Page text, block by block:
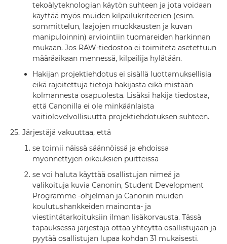
tekoälyteknologian käytön suhteen ja jota voidaan
käyttää myös muiden kilpailukriteerien (esim.
sommittelun, laajojen muokkausten ja kuvan
manipuloinnin) arviointiin tuomareiden harkinnan
mukaan. Jos RAW-tiedostoa ei toimiteta asetettuun
määräaikaan mennessä, kilpailija hylätään.
Hakijan projektiehdotus ei sisällä luottamuksellisia
eikä rajoitettuja tietoja hakijasta eikä mistään
kolmannesta osapuolesta. Lisäksi hakija tiedostaa,
että Canonilla ei ole minkäänlaista
vaitiolovelvollisuutta projektiehdotuksen suhteen.
25. Järjestäjä vakuuttaa, että
se toimii näissä säännöissä ja ehdoissa
myönnettyjen oikeuksien puitteissa
se voi haluta käyttää osallistujan nimeä ja
valikoituja kuvia Canonin, Student Development
Programme -ohjelman ja Canonin muiden
koulutushankkeiden mainonta- ja
viestintätarkoituksiin ilman lisäkorvausta. Tässä
tapauksessa järjestäjä ottaa yhteyttä osallistujaan ja
pyytää osallistujan lupaa kohdan 31 mukaisesti.